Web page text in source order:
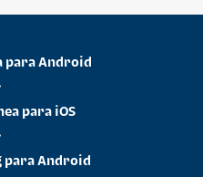
para Android
para iOS
para Android